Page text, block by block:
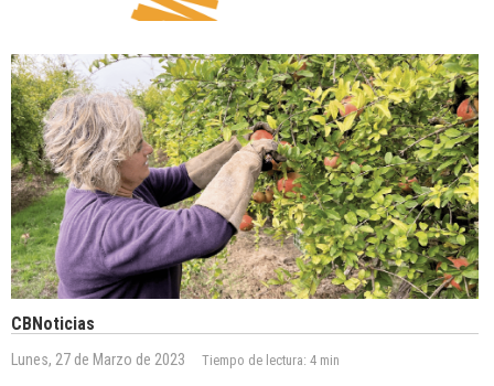
CBNoticias
Lunes, 27 de Marzo de 2023 Tiempo de lectura: 4 min